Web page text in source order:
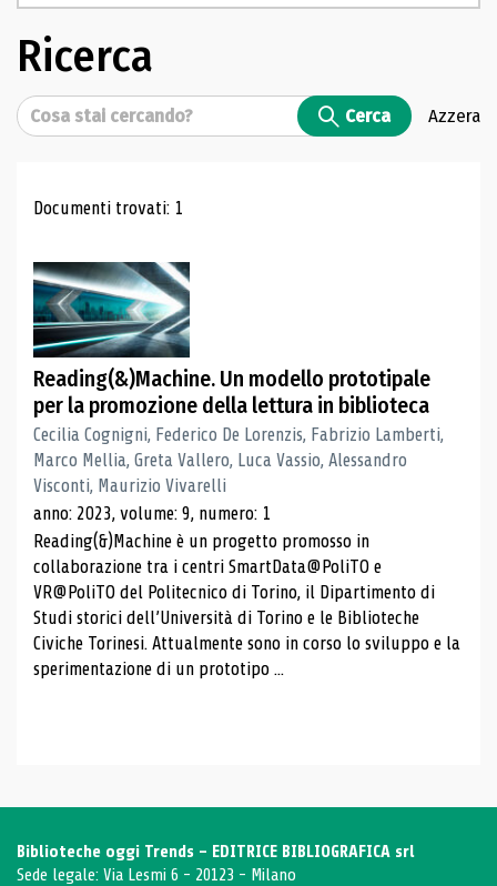
Ricerca
Cerca Cerca Azzera
Risultati di ricerca
Documenti trovati: 1
Reading(&)Machine. Un modello prototipale
per la promozione della lettura in biblioteca
Cecilia Cognigni, Federico De Lorenzis, Fabrizio Lamberti,
Marco Mellia, Greta Vallero, Luca Vassio, Alessandro
Visconti, Maurizio Vivarelli
anno: 2023, volume: 9, numero: 1
Reading(&)Machine è un progetto promosso in
collaborazione tra i centri SmartData@PoliTO e
VR@PoliTO del Politecnico di Torino, il Dipartimento di
Studi storici dell’Università di Torino e le Biblioteche
Civiche Torinesi. Attualmente sono in corso lo sviluppo e la
sperimentazione di un prototipo ...
Biblioteche oggi Trends - EDITRICE BIBLIOGRAFICA srl
Sede legale: Via Lesmi 6 - 20123 - Milano